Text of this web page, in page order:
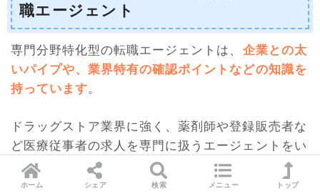
職エージェント
専門分野特化型の転職エージェントは、 企業との太
いパイプや、業界特有の確認ポイントなどの知識を
持っています。
ドラッグストア業界に強く、薬剤師や登録販売者な
ど医療従事者の求人を専門に扱うエージェントをい
くつか紹介します。
ホーム シェア 検索 メニュー トップ